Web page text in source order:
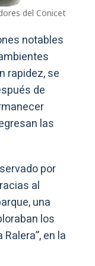
del Conicet
notables
rapidez, se
de
las
por
al
una
los
en la